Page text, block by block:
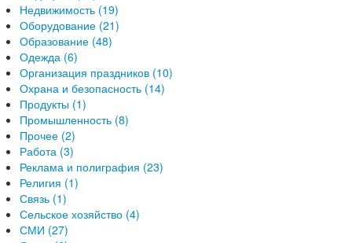
Недвижимость (19)
Оборудование (21)
Образование (48)
Одежда (6)
Организация праздников (10)
Охрана и безопасность (14)
Продукты (1)
Промышленность (8)
Прочее (2)
Работа (3)
Реклама и полиграфия (23)
Религия (1)
Связь (1)
Сельское хозяйство (4)
СМИ (27)